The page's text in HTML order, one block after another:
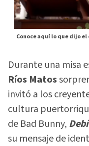
Conoce aquí lo que dijo
Durante una misa
Ríos Matos
invitó a los
cultura
de Bad Bunny,
su mensaje de